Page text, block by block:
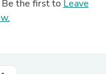
the first to Leave